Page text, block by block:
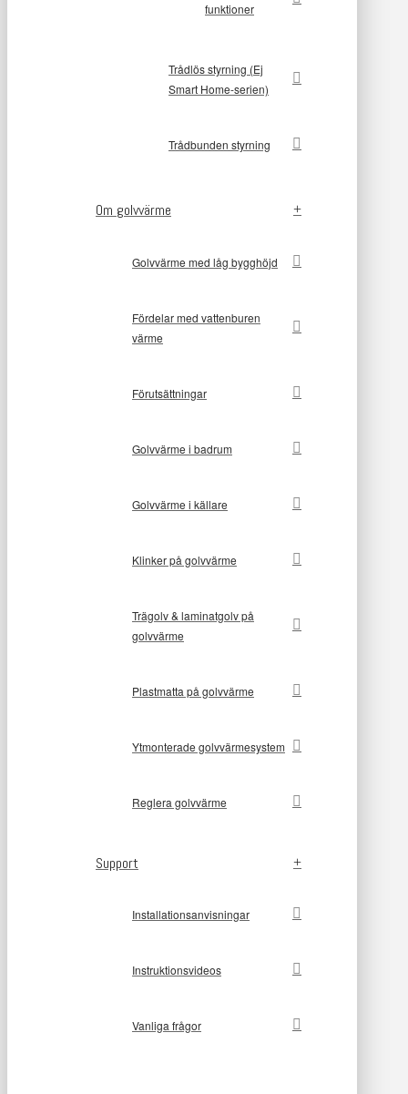
funktioner
Trådlös styrning (Ej
Smart Home-serien)
Trådbunden styrning
Om golvvärme
Golvvärme med låg bygghöjd
Fördelar med vattenburen
värme
Förutsättningar
Golvvärme i badrum
Golvvärme i källare
Klinker på golvvärme
Trägolv & laminatgolv på
golvvärme
Plastmatta på golvvärme
Ytmonterade golvvärmesystem
Reglera golvvärme
Support
Installationsanvisningar
Instruktionsvideos
Vanliga frågor